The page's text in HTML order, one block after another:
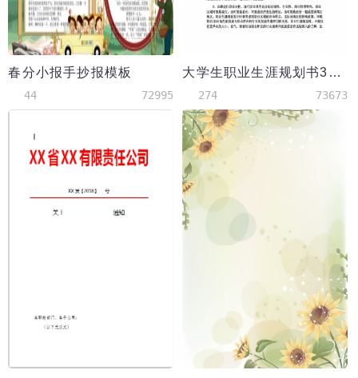
春分小报手抄报模板
44 72995
大学生职业生涯规划书3000字范文
274 73673